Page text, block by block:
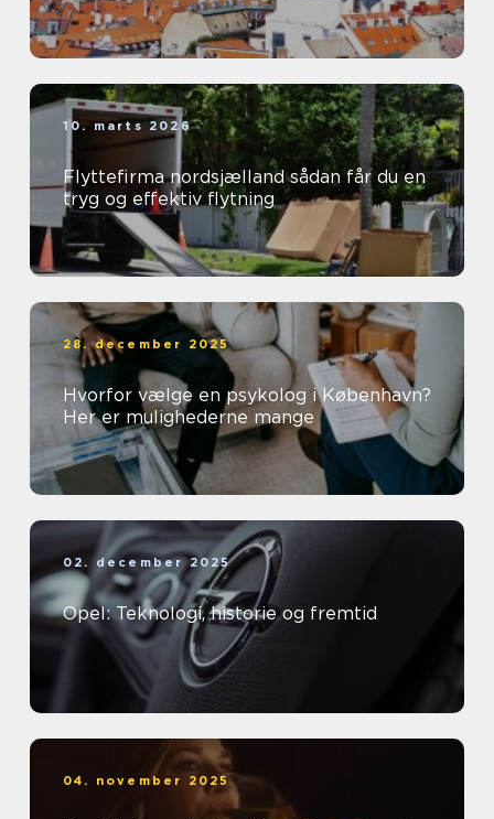
10. marts 2026
Flyttefirma nordsjælland sådan får du en
tryg og effektiv flytning
28. december 2025
Hvorfor vælge en psykolog i København?
Her er mulighederne mange
02. december 2025
Opel: Teknologi, historie og fremtid
04. november 2025